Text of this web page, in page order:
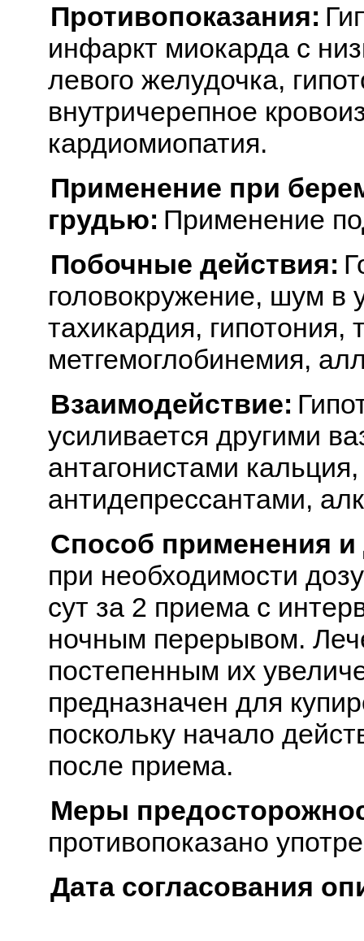
Противопоказания:
инфаркт миокарда с
левого желудочка,
внутричерепное
кардиомиопатия.
Применение при
грудью: Применение
Побочные действия:
головокружение, шум в
тахикардия, гипотония,
метгемоглобинемия,
Взаимодействие:
усиливается другими
антагонистами
антидепрессантами,
Способ применения
при необходимости
сут за 2 приема с
ночным перерывом.
постепенным их
предназначен для
поскольку начало
после приема.
Меры
противопоказано
Дата согласования